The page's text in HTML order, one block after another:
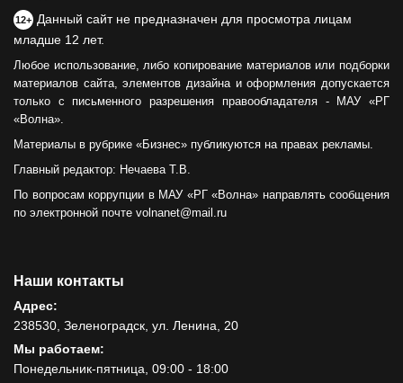
12+ Данный сайт не предназначен для просмотра лицам
младше 12 лет.
Любое использование, либо копирование материалов или подборки
материалов сайта, элементов дизайна и оформления допускается
только с письменного разрешения правообладателя - МАУ «РГ
«Волна».
Материалы в рубрике «Бизнес» публикуются на правах рекламы.
Главный редактор: Нечаева Т.В.
По вопросам коррупции в МАУ «РГ «Волна» направлять сообщения
по электронной почте volnanet@mail.ru
Наши контакты
Адрес:
238530, Зеленоградск, ул. Ленина, 20
Мы работаем:
Понедельник-пятница, 09:00 - 18:00